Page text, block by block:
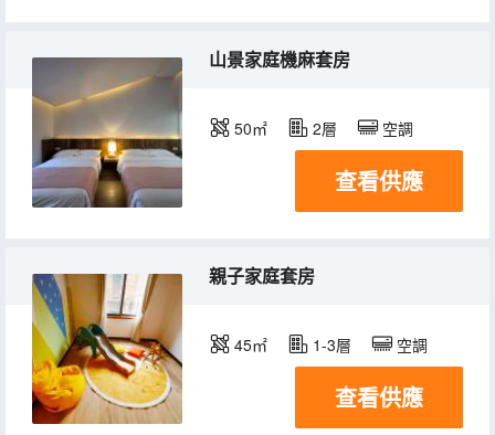
山景家庭機麻套房
50㎡ 2層 空調
查看供應
親子家庭套房
45㎡ 1-3層 空調
查看供應